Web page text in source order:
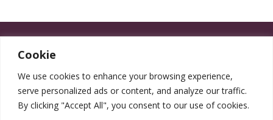
Cookie
We use cookies to enhance your browsing experience,
serve personalized ads or content, and analyze our traffic.
By clicking "Accept All", you consent to our use of cookies.